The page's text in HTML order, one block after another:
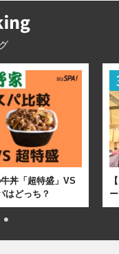
丼「超特盛」VS
はどっち？